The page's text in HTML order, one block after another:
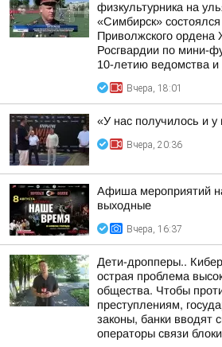
физкультурника на
«Симбирск»
Приволжского ордена
Росгвардии по мини-
10-летию ведомства и
Вчера, 18:01
«У нас получилось и у
Вчера, 20:36
Афиша мероприятий
выходные
Вчера, 16:37
Дети-дропперы..
острая проблема
общества. Чтобы
преступлениям,
законы, банки вводят
операторы связи